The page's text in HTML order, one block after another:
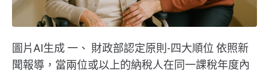
圖片AI生成 一、 財政部認定原則-四大順位 依照新
聞報導，當兩位或以上的納稅人在同一課稅年度內